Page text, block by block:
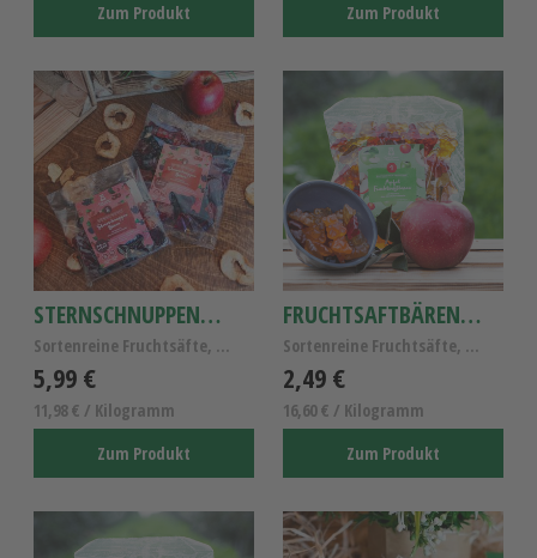
Zum Produkt
Zum Produkt
STERNSCHNUPPENBÄREN ROT
Sortenreine Fruchtsäfte, Fruchtgummi Sternschnuppe...
5,99 €
11,98 € / Kilogramm
Zum Produkt
FRUCHTSAFTBÄREN APFEL 150G
Sortenreine Fruchtsäfte, Fruchtgummi Apfel mit Herz
2,49 €
16,60 € / Kilogramm
Zum Produkt